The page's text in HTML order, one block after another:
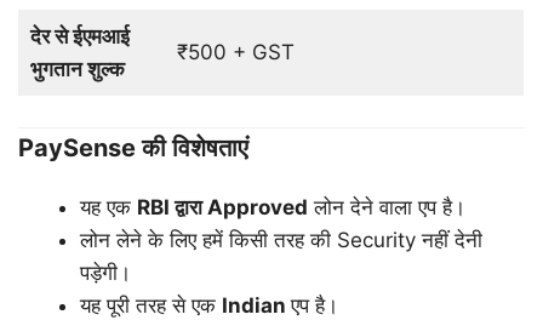
देर से ईएमआई
भुगतान शुल्क
₹500 + GST
PaySense की विशेषताएं
यह एक RBIद्वाराApproved लोन देने वाला एप है।
लोन लेने के लिए हमें किसी तरह की Security नहीं देनी
पड़ेगी।
यह पूरी तरह से एक Indianएप है।